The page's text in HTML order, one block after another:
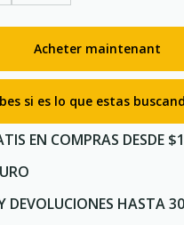
Acheter maintenant
si es lo que estas
EN COMPRAS DESDE
DEVOLUCIONES HASTA